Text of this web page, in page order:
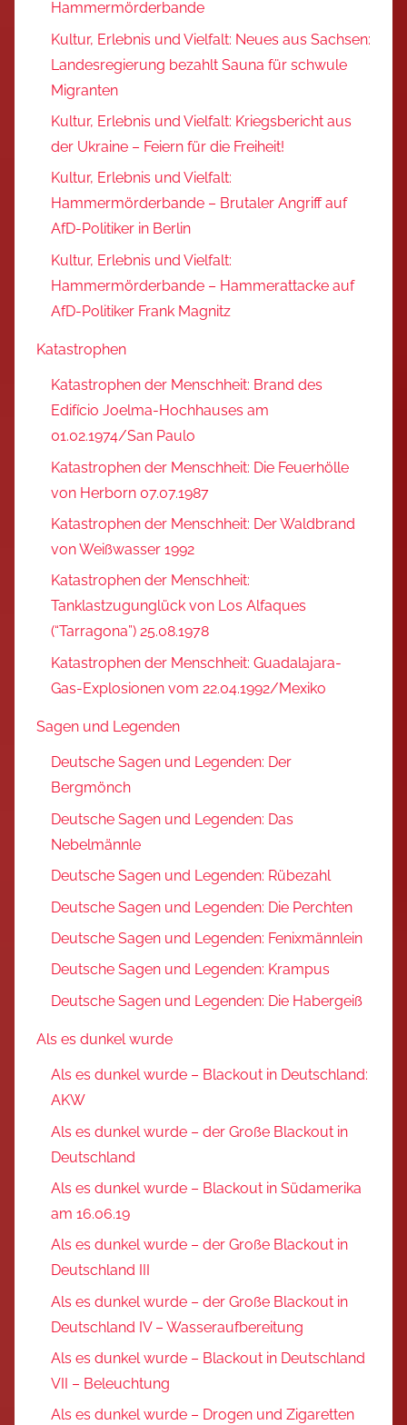
Hammermörderbande
Kultur, Erlebnis und Vielfalt: Neues aus Sachsen:
Landesregierung bezahlt Sauna für schwule
Migranten
Kultur, Erlebnis und Vielfalt: Kriegsbericht aus
der Ukraine – Feiern für die Freiheit!
Kultur, Erlebnis und Vielfalt:
Hammermörderbande – Brutaler Angriff auf
AfD-Politiker in Berlin
Kultur, Erlebnis und Vielfalt:
Hammermörderbande – Hammerattacke auf
AfD-Politiker Frank Magnitz
Katastrophen
Katastrophen der Menschheit: Brand des
Edifício Joelma-Hochhauses am
01.02.1974/San Paulo
Katastrophen der Menschheit: Die Feuerhölle
von Herborn 07.07.1987
Katastrophen der Menschheit: Der Waldbrand
von Weißwasser 1992
Katastrophen der Menschheit:
Tanklastzugunglück von Los Alfaques
(“Tarragona”) 25.08.1978
Katastrophen der Menschheit: Guadalajara-
Gas-Explosionen vom 22.04.1992/Mexiko
Sagen und Legenden
Deutsche Sagen und Legenden: Der
Bergmönch
Deutsche Sagen und Legenden: Das
Nebelmännle
Deutsche Sagen und Legenden: Rübezahl
Deutsche Sagen und Legenden: Die Perchten
Deutsche Sagen und Legenden: Fenixmännlein
Deutsche Sagen und Legenden: Krampus
Deutsche Sagen und Legenden: Die Habergeiß
Als es dunkel wurde
Als es dunkel wurde – Blackout in Deutschland:
AKW
Als es dunkel wurde – der Große Blackout in
Deutschland
Als es dunkel wurde – Blackout in Südamerika
am 16.06.19
Als es dunkel wurde – der Große Blackout in
Deutschland III
Als es dunkel wurde – der Große Blackout in
Deutschland IV – Wasseraufbereitung
Als es dunkel wurde – Blackout in Deutschland
VII – Beleuchtung
Als es dunkel wurde – Drogen und Zigaretten